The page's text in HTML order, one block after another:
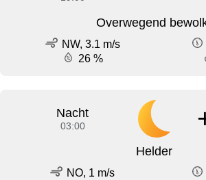
Overwegend
NW, 3.1 m/s
26 %
Nacht
03:00
Helder
NO, 1 m/s